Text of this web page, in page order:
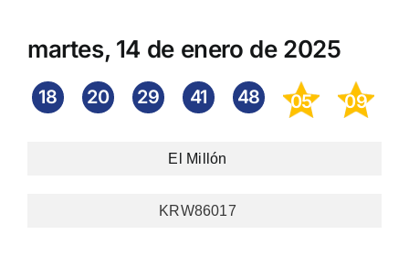
martes, 14 de enero de 2025
18 20 29 41 48 05 09
El Millón
KRW86017